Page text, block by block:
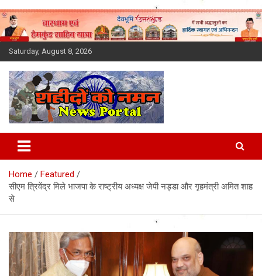
Skip
to
content
Saturday, August 8, 2026
Latest News Today, Breaking
News, Uttarakhand News in
Hindi
Home
Featured
सीएम त्रिवेंद्र मिले भाजपा के राष्ट्रीय अध्यक्ष जेपी नड्डा और गृहमंत्री अमित शाह
से